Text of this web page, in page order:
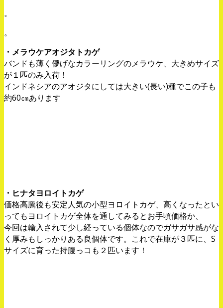
。
。
・メラウケアオジタトカゲ
バンドも薄く儚げなカラーリングのメラウケ、大きめサイズ
が１匹のみ入荷！
インドネシアのアオジタにしては大きい(長い)種でこの子も
約60㎝あります
・ヒナタヨロイトカゲ
価格高騰後も安定人気の小型ヨロイトカゲ、高くなったとい
ってもヨロイトカゲ全体を通してみるとお手頃価格か、
今回は輸入されて少し経っている個体なのでガサガサ感がな
く厚みもしっかりある良個体です。これで在庫が３匹に、S
サイズに育った持腹っコも２匹います！